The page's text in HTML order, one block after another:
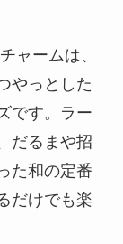
ャームは、
やっとした
です。ラー
だるまや招
た和の定番
だけでも楽